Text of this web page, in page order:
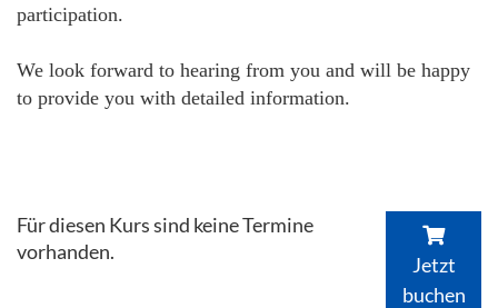
participation.
We look forward to hearing from you and will be happy
to provide you with detailed information.
Für diesen Kurs sind keine Termine
vorhanden.
Jetzt
buchen